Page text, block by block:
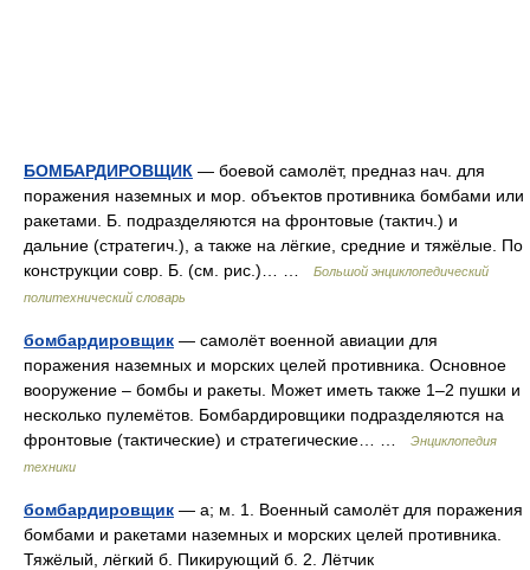
БОМБАРДИРОВЩИК — боевой самолёт, предназ нач. для
поражения наземных и мор. объектов противника бомбами или
ракетами. Б. подразделяются на фронтовые (тактич.) и
дальние (стратегич.), а также на лёгкие, средние и тяжёлые. По
конструкции совр. Б. (см. рис.)… …
Большой энциклопедический
политехнический словарь
бомбардировщик — самолёт военной авиации для
поражения наземных и морских целей противника. Основное
вооружение – бомбы и ракеты. Может иметь также 1–2 пушки и
несколько пулемётов. Бомбардировщики подразделяются на
фронтовые (тактические) и стратегические… …
Энциклопедия
техники
бомбардировщик — а; м. 1. Военный самолёт для поражения
бомбами и ракетами наземных и морских целей противника.
Тяжёлый, лёгкий б. Пикирующий б. 2. Лётчик